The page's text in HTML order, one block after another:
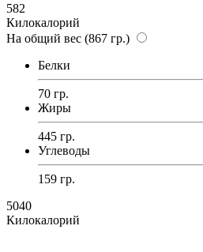
582
Килокалорий
На общий вес (867 гр.)
Белки
70 гр.
Жиры
445 гр.
Углеводы
159 гр.
5040
Килокалорий